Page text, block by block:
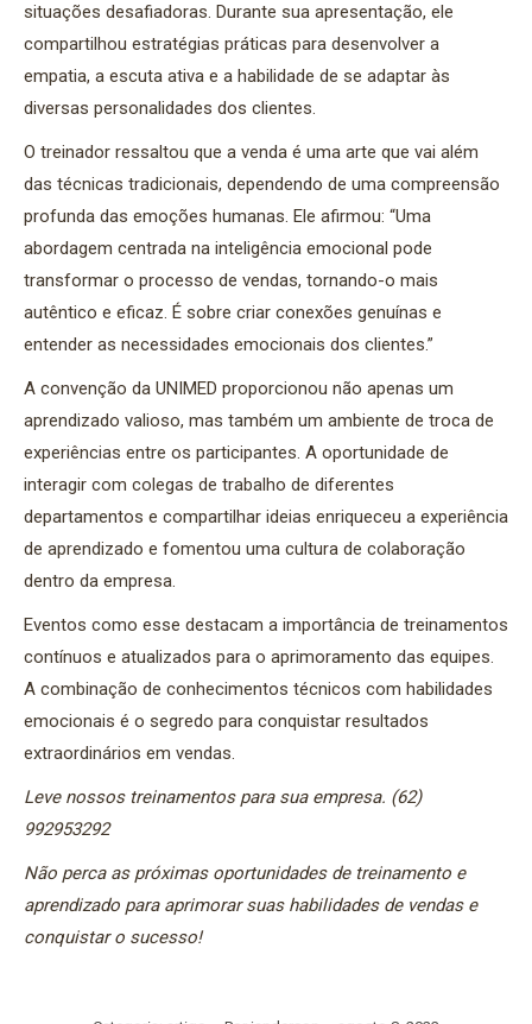
situações desafiadoras. Durante sua apresentação, ele
compartilhou estratégias práticas para desenvolver a
empatia, a escuta ativa e a habilidade de se adaptar às
diversas personalidades dos clientes.
O treinador ressaltou que a venda é uma arte que vai além
das técnicas tradicionais, dependendo de uma compreensão
profunda das emoções humanas. Ele afirmou: “Uma
abordagem centrada na inteligência emocional pode
transformar o processo de vendas, tornando-o mais
autêntico e eficaz. É sobre criar conexões genuínas e
entender as necessidades emocionais dos clientes.”
A convenção da UNIMED proporcionou não apenas um
aprendizado valioso, mas também um ambiente de troca de
experiências entre os participantes. A oportunidade de
interagir com colegas de trabalho de diferentes
departamentos e compartilhar ideias enriqueceu a experiência
de aprendizado e fomentou uma cultura de colaboração
dentro da empresa.
Eventos como esse destacam a importância de treinamentos
contínuos e atualizados para o aprimoramento das equipes.
A combinação de conhecimentos técnicos com habilidades
emocionais é o segredo para conquistar resultados
extraordinários em vendas.
Leve nossos treinamentos para sua empresa. (62)
992953292
Não perca as próximas oportunidades de treinamento e
aprendizado para aprimorar suas habilidades de vendas e
conquistar o sucesso!